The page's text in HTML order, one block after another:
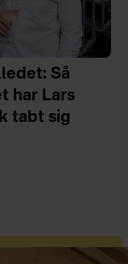
Så
har Lars
tabt sig